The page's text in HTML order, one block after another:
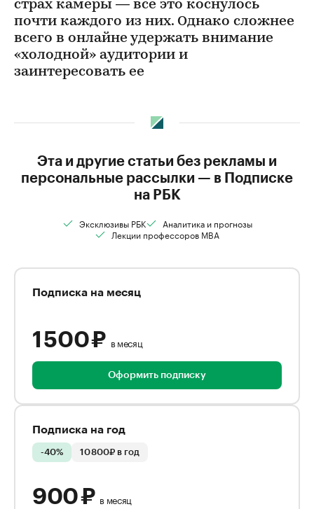
страх камеры — все это коснулось
почти каждого из них. Однако сложнее
всего в онлайне удержать внимание
«холодной» аудитории и
заинтересовать ее
Эта и другие статьи без рекламы и
персональные рассылки — в Подписке
на РБК
Эксклюзивы РБК
Аналитика и прогнозы
Лекции профессоров MBA
Подписка на месяц
1 500 ₽ в месяц
Оформить подписку
Подписка на год
-40% 10 800₽ в год
900 ₽ в месяц